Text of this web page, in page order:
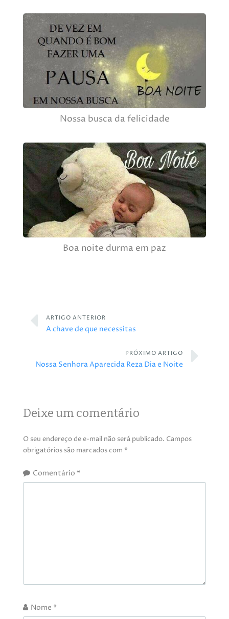
Nossa busca da felicidade
Boa noite durma em paz
ARTIGO ANTERIOR
A chave de que necessitas
PRÓXIMO ARTIGO
Nossa Senhora Aparecida Reza Dia e Noite
Deixe um comentário
O seu endereço de e-mail não será publicado. Campos
obrigatórios são marcados com *
Comentário *
Nome *